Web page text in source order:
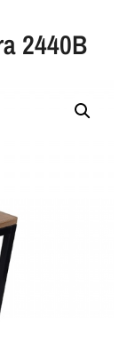
2440B